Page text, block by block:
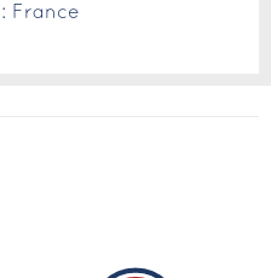
: France